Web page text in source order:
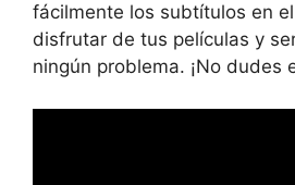
fácilmente los subtítulos en
disfrutar de tus películas y
ningún problema. ¡No dudes